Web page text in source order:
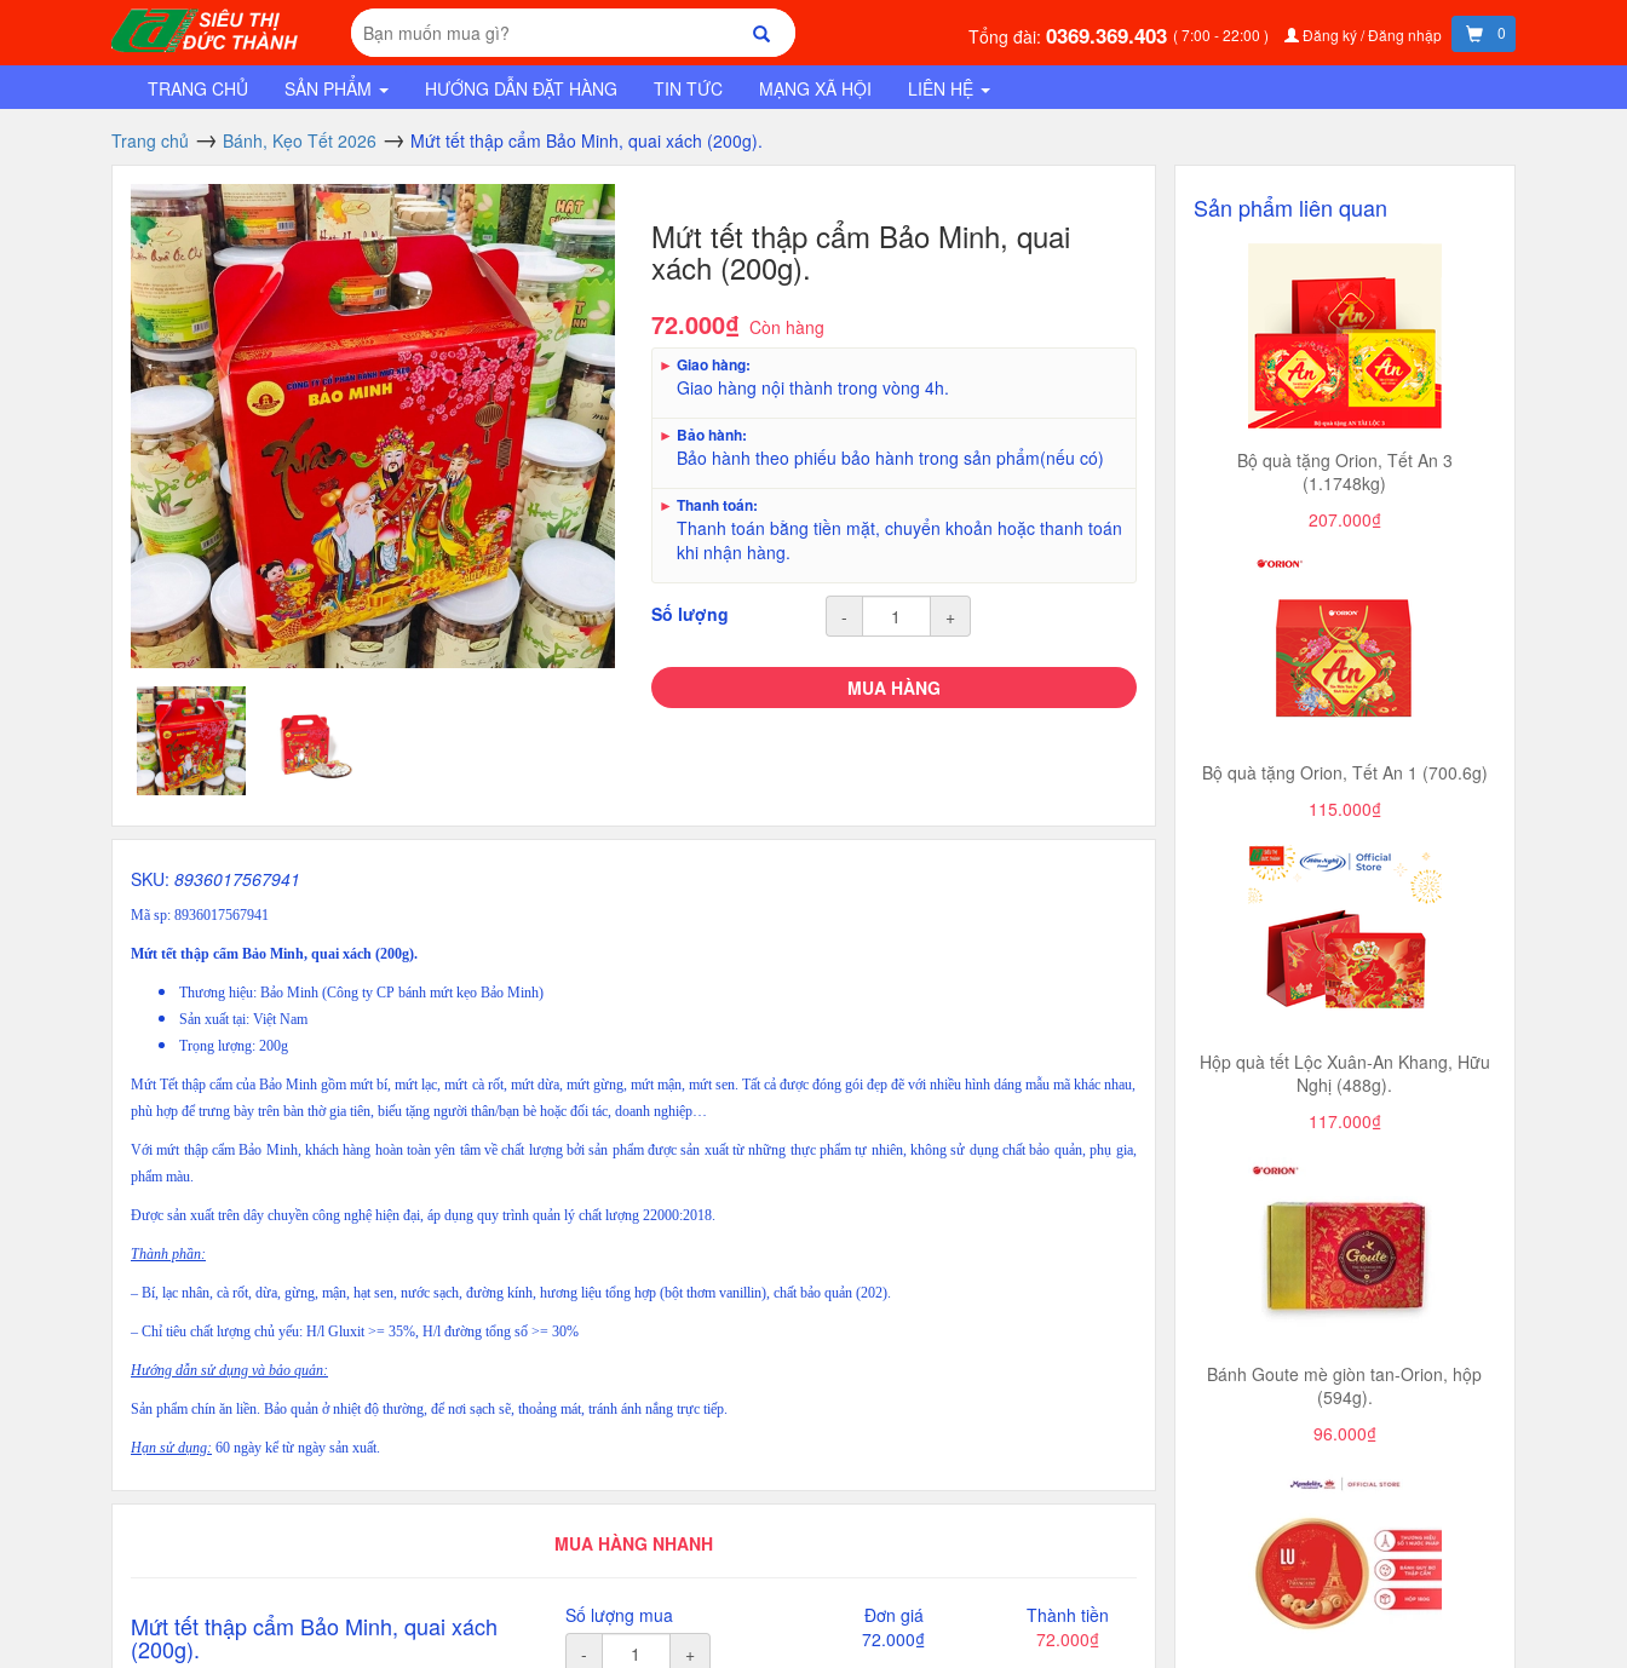
Tổng đài: 0369.369.403 ( 7:00 - 22:00 ) Đăng ký / Đăng nhập 0
TRANG CHỦ SẢN PHẨM HƯỚNG DẪN ĐẶT HÀNG TIN TỨC MẠNG XÃ HỘI LIÊN HỆ
Trang chủ Bánh, Kẹo Tết 2026 Mứt tết thập cẩm Bảo Minh, quai xách (200g).
Mứt tết thập cẩm Bảo Minh, quai
xách (200g).
72.000₫ Còn hàng
► Giao hàng:
Giao hàng nội thành trong vòng 4h.
► Bảo hành:
Bảo hành theo phiếu bảo hành trong sản phẩm(nếu có)
► Thanh toán:
Thanh toán bằng tiền mặt, chuyển khoản hoặc thanh toán
khi nhận hàng.
Số lượng - +
MUA HÀNG
SKU: 8936017567941
Mã sp: 8936017567941
Mứt tết thập cẩm Bảo Minh, quai xách (200g).
Thương hiệu: Bảo Minh (Công ty CP bánh mứt kẹo Bảo Minh)
Sản xuất tại: Việt Nam
Trọng lượng: 200g
Mứt Tết thập cẩm của Bảo Minh gồm mứt bí, mứt lạc, mứt cà rốt, mứt dừa, mứt gừng, mứt mận, mứt sen. Tất cả được đóng gói đẹp đẽ với nhiều hình dáng mẫu mã khác nhau,
phù hợp để trưng bày trên bàn thờ gia tiên, biếu tặng người thân/bạn bè hoặc đối tác, doanh nghiệp…
Với mứt thập cẩm Bảo Minh, khách hàng hoàn toàn yên tâm về chất lượng bởi sản phẩm được sản xuất từ những thực phẩm tự nhiên, không sử dụng chất bảo quản, phụ gia,
phẩm màu.
Được sản xuất trên dây chuyền công nghệ hiện đại, áp dụng quy trình quản lý chất lượng 22000:2018.
Thành phần:
– Bí, lạc nhân, cà rốt, dừa, gừng, mận, hạt sen, nước sạch, đường kính, hương liệu tổng hợp (bột thơm vanillin), chất bảo quản (202).
– Chỉ tiêu chất lượng chủ yếu: H/l Gluxit >= 35%, H/l đường tổng số >= 30%
Hướng dẫn sử dụng và bảo quản:
Sản phẩm chín ăn liền. Bảo quản ở nhiệt độ thường, để nơi sạch sẽ, thoảng mát, tránh ánh nắng trực tiếp.
Hạn sử dụng: 60 ngày kể từ ngày sản xuất.
MUA HÀNG NHANH
Mứt tết thập cẩm Bảo Minh, quai xách
(200g).
Số lượng mua
-
+
Đơn giá
72.000₫
Thành tiền
72.000₫
Sản phẩm liên quan
Bộ quà tặng Orion, Tết An 3
(1.1748kg)
207.000₫
Bộ quà tặng Orion, Tết An 1 (700.6g)
115.000₫
Hộp quà tết Lộc Xuân-An Khang, Hữu
Nghị (488g).
117.000₫
Bánh Goute mè giòn tan-Orion, hộp
(594g).
96.000₫